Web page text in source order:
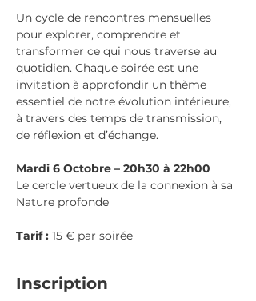
Un cycle de rencontres mensuelles
pour explorer, comprendre et
transformer ce qui nous traverse au
quotidien. Chaque soirée est une
invitation à approfondir un thème
essentiel de notre évolution intérieure,
à travers des temps de transmission,
de réflexion et d’échange.
Mardi 6 Octobre – 20h30 à 22h00
Le cercle vertueux de la connexion à sa
Nature profonde
Tarif : 15 € par soirée
Inscription